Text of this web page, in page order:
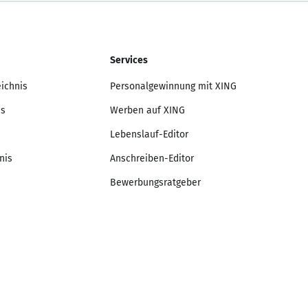
Services
Personalgewinnung mit XING
Werben auf XING
Lebenslauf-Editor
Anschreiben-Editor
Bewerbungsratgeber